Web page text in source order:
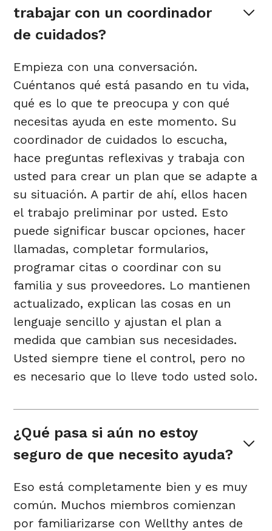
trabajar con un coordinador
de cuidados?
Empieza con una conversación.
Cuéntanos qué está pasando en tu vida,
qué es lo que te preocupa y con qué
necesitas ayuda en este momento. Su
coordinador de cuidados lo escucha,
hace preguntas reflexivas y trabaja con
usted para crear un plan que se adapte a
su situación. A partir de ahí, ellos hacen
el trabajo preliminar por usted. Esto
puede significar buscar opciones, hacer
llamadas, completar formularios,
programar citas o coordinar con su
familia y sus proveedores. Lo mantienen
actualizado, explican las cosas en un
lenguaje sencillo y ajustan el plan a
medida que cambian sus necesidades.
Usted siempre tiene el control, pero no
es necesario que lo lleve todo usted solo.
¿Qué pasa si aún no estoy
seguro de que necesito ayuda?
Eso está completamente bien y es muy
común. Muchos miembros comienzan
por familiarizarse con Wellthy antes de